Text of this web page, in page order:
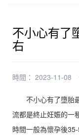
不小心有了
右
時間： 2023-11-08
不小心有了墮胎
流都是終止妊娠的一
時間一般為懷孕後